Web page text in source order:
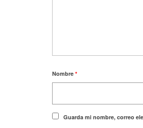
Nombre *
Guarda mi nombre, correo